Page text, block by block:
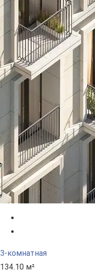
3-комнатная
134.10 м²